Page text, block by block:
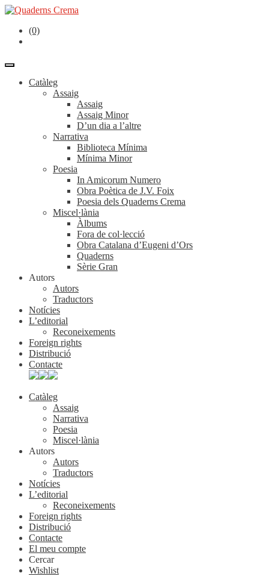
(0)
Catàleg
Assaig
Assaig
Assaig Minor
D’un dia a l’altre
Narrativa
Biblioteca Mínima
Mínima Minor
Poesia
In Amicorum Numero
Obra Poètica de J.V. Foix
Poesia dels Quaderns Crema
Miscel·lània
Àlbums
Fora de col·lecció
Obra Catalana d’Eugeni d’Ors
Quaderns
Sèrie Gran
Autors
Autors
Traductors
Notícies
L’editorial
Reconeixements
Foreign rights
Distribució
Contacte
Catàleg
Assaig
Narrativa
Poesia
Miscel·lània
Autors
Autors
Traductors
Notícies
L’editorial
Reconeixements
Foreign rights
Distribució
Contacte
El meu compte
Cercar
Wishlist